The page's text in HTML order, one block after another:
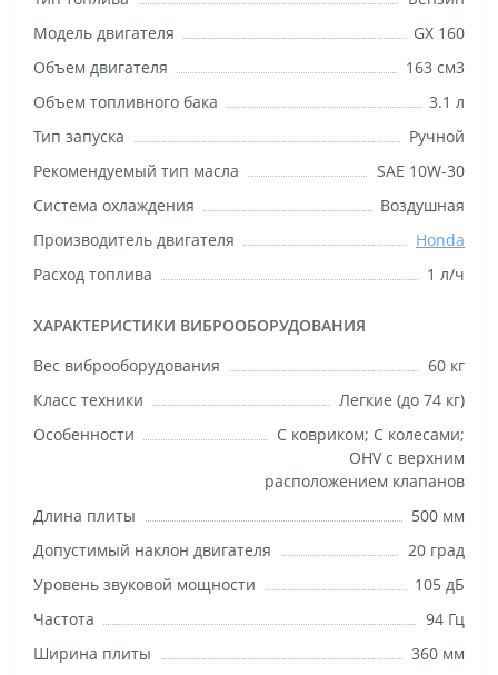
Модель двигателя
GX 160
Объем двигателя
163 см3
Объем топливного бака
3.1 л
Тип запуска
Ручной
Рекомендуемый тип масла
SAE 10W-30
Система охлаждения
Воздушная
Производитель двигателя
Honda
Расход топлива
1 л/ч
ХАРАКТЕРИСТИКИ ВИБРООБОРУДОВАНИЯ
Вес виброоборудования
60 кг
Класс техники
Легкие (до 74 кг)
Особенности
С ковриком; С колесами;
OHV с верхним
расположением клапанов
Длина плиты
500 мм
Допустимый наклон двигателя
20 град
Уровень звуковой мощности
105 дБ
Частота
94 Гц
Ширина плиты
360 мм